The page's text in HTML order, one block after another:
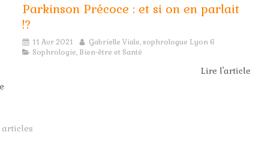
Parkinson Précoce : et si on en parlait
!?
11 Avr 2021
Gabrielle Viale, sophrologue Lyon 6
Sophrologie, Bien-être et Santé
Lire l'article
articles